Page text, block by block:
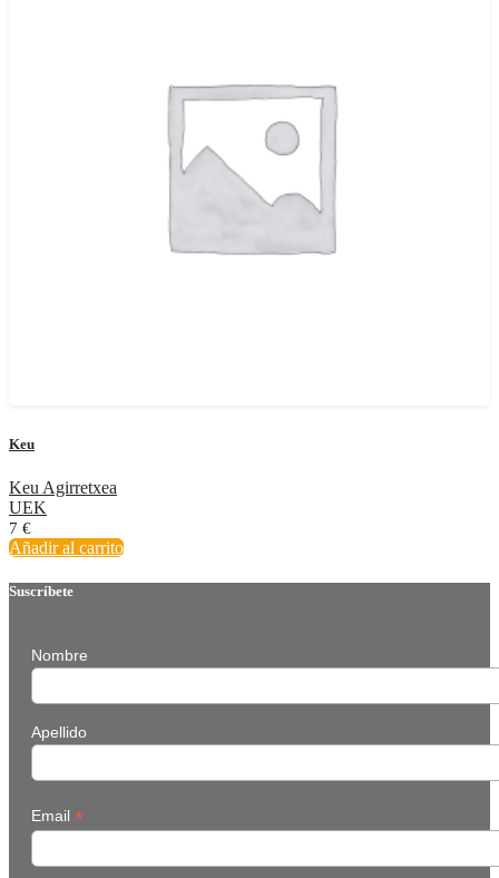
Keu
Keu Agirretxea
UEK
7 €
Añadir al carrito
Suscríbete
Nombre
Apellido
Email *